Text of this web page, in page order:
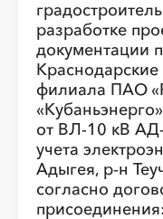
разработке
документации
Краснодарские
филиала ПАО
от ВЛ-10 кВ
учета
Адыгея, р-н
согласно
░ ░ ░░ ░░░
░
░
░
░
░
░
░
░
░
░
░
░
░